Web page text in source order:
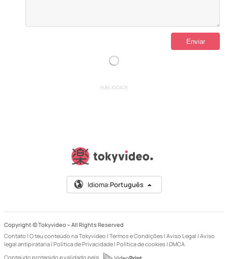
PUBLICIDADE
Idioma:Português
Copyright © Tokyvideo – All Rights Reserved
Contato | O teu conteúdo na Tokyvideo | Termos e Condições | Aviso Legal | Aviso
legal antipirataria | Política de Privacidade | Política de cookies | DMCA